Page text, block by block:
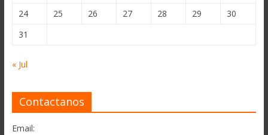
24
25 26 27 28 29
30
31
« Jul
Contactanos
Email: